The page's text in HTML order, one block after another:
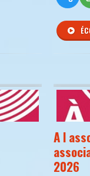
A l
2026